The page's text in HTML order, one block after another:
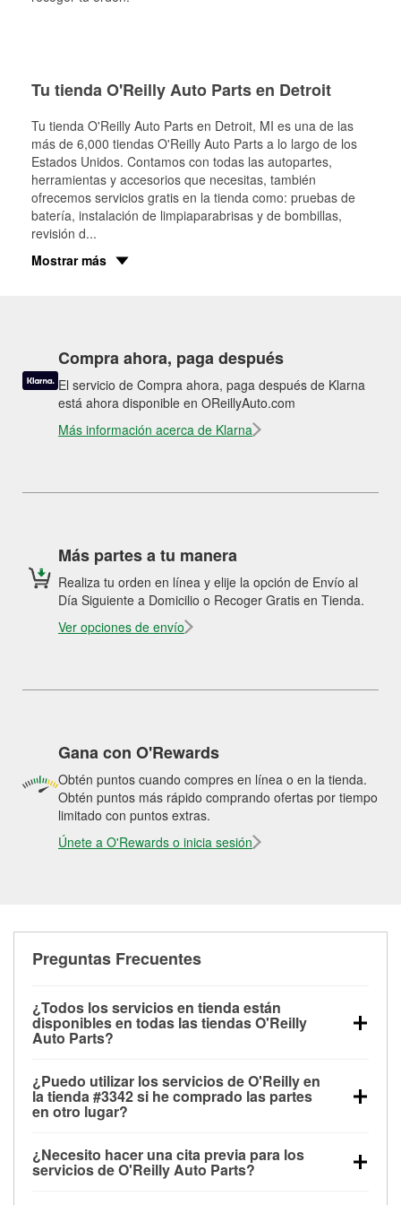
Tu tienda O'Reilly Auto Parts en Detroit
Tu tienda O'Reilly Auto Parts en Detroit, MI es una de las
más de 6,000 tiendas O'Reilly Auto Parts a lo largo de los
Estados Unidos. Contamos con todas las autopartes,
herramientas y accesorios que necesitas, también
ofrecemos servicios gratis en la tienda como: pruebas de
batería, instalación de limpiaparabrisas y de bombillas,
revisión d...
Mostrar más
Compra ahora, paga después
El servicio de Compra ahora, paga después de Klarna
está ahora disponible en OReillyAuto.com
Más información acerca de Klarna
Más partes a tu manera
Realiza tu orden en línea y elije la opción de Envío al
Día Siguiente a Domicilio o Recoger Gratis en Tienda.
Ver opciones de envío
Gana con O'Rewards
Obtén puntos cuando compres en línea o en la tienda.
Obtén puntos más rápido comprando ofertas por tiempo
limitado con puntos extras.
Únete a O'Rewards o inicia sesión
Preguntas Frecuentes
¿Todos los servicios en tienda están
disponibles en todas las tiendas O'Reilly
Auto Parts?
las pruebas de batería, pruebas de alternador y
motor de arranque, revisión de la luz “Check Engine”
con O'Reilly VeriScan® e instalación de
limpiaparabrisas o bombillas, están disponibles en
todas las tiendas O'Reilly Auto Parts. La tienda
¿Puedo utilizar los servicios de O'Reilly en
la tienda #3342 si he comprado las partes
en otro lugar?
de O'Reilly Auto Parts que estén disponibles en la
tienda #3342 de Detroit, MI aunque hayas comprado
¿Necesito hacer una cita previa para los
servicios de O'Reilly Auto Parts?